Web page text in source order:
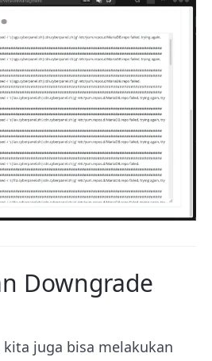
Downgrade
kita juga bisa melakukan